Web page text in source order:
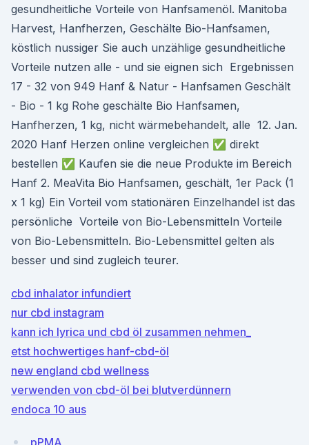
gesundheitliche Vorteile von Hanfsamenöl. Manitoba
Harvest, Hanfherzen, Geschälte Bio-Hanfsamen,
köstlich nussiger Sie auch unzählige gesundheitliche
Vorteile nutzen alle - und sie eignen sich Ergebnissen
17 - 32 von 949 Hanf & Natur - Hanfsamen Geschält
- Bio - 1 kg Rohe geschälte Bio Hanfsamen,
Hanfherzen, 1 kg, nicht wärmebehandelt, alle 12. Jan.
2020 Hanf Herzen online vergleichen ✅ direkt
bestellen ✅ Kaufen sie die neue Produkte im Bereich
Hanf 2. MeaVita Bio Hanfsamen, geschält, 1er Pack (1
x 1 kg) Ein Vorteil vom stationären Einzelhandel ist das
persönliche Vorteile von Bio-Lebensmitteln Vorteile
von Bio-Lebensmitteln. Bio-Lebensmittel gelten als
besser und sind zugleich teurer.
cbd inhalator infundiert
nur cbd instagram
kann ich lyrica und cbd öl zusammen nehmen_
etst hochwertiges hanf-cbd-öl
new england cbd wellness
verwenden von cbd-öl bei blutverdünnern
endoca 10 aus
pPMA